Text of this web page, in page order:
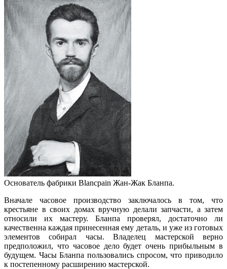
Основатель фабрики Blancpain Жан-Жак Бланпа.
Вначале часовое производство заключалось в том, что
крестьяне в своих домах вручную делали запчасти, а затем
относили их мастеру. Бланпа проверял, достаточно ли
качественна каждая принесенная ему деталь, и уже из готовых
элементов собирал часы. Владелец мастерской верно
предположил, что часовое дело будет очень прибыльным в
будущем. Часы Бланпа пользовались спросом, что приводило
к постепенному расширению мастерской.